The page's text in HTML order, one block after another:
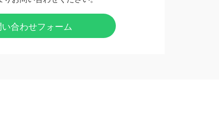
合わせフォーム